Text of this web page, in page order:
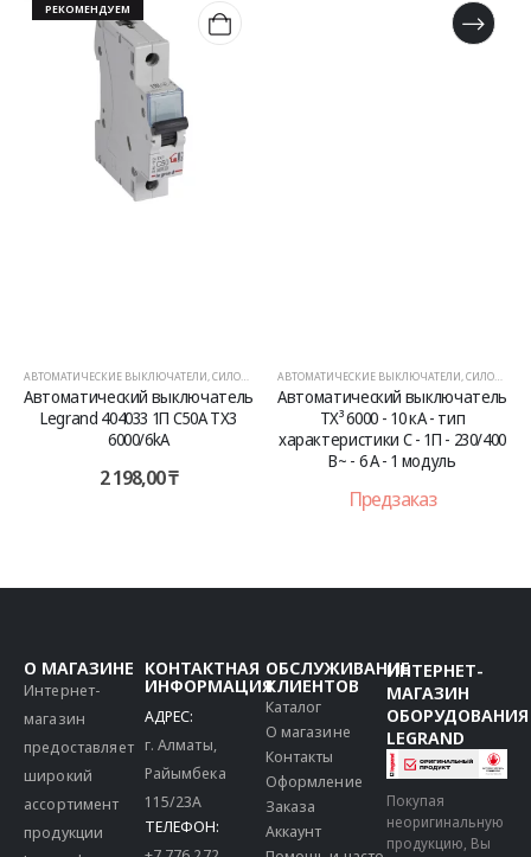
РЕКОМЕНДУЕМ
АВТОМАТИЧЕСКИЕ ВЫКЛЮЧАТЕЛИ,СИЛОВОЕ ОБОРУДОВАНИЕ
Автоматический выключатель
Legrand 404033 1П C50A TX3
6000/6kA
2 198,00₸
АВТОМАТИЧЕСКИЕ ВЫКЛЮЧАТЕЛИ,СИЛОВОЕ ОБОРУДОВАНИЕ
Автоматический выключатель
TX³ 6000 - 10 кА - тип
характеристики C - 1П - 230/400
В~ - 6 А - 1 модуль
Предзаказ
О МАГАЗИНЕ
Интернет-
магазин
предоставляет
широкий
ассортимент
продукции
КОНТАКТНАЯ
ИНФОРМАЦИЯ
АДРЕС:
г. Алматы,
Райымбека
115/23A
ТЕЛЕФОН:
ОБСЛУЖИВАНИЕ
КЛИЕНТОВ
Каталог
О магазине
Контакты
Оформление
Заказа
Аккаунт
ИНТЕРНЕТ-
МАГАЗИН
ОБОРУДОВАНИЯ
LEGRAND
Покупая
неоригинальную
продукцию, Вы